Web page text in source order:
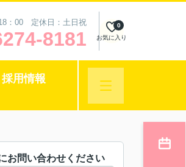
：00 定休日：土日祝
8181 お気に入り
0
採用情報
お問い合わせください